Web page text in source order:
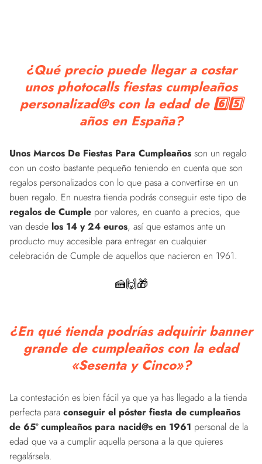
¿Qué precio puede llegar a costar
unos photocalls fiestas cumpleaños
personalizad@s con la edad de 6️⃣5️⃣
años en España?
Unos Marcos De Fiestas Para Cumpleaños son un regalo
con un costo bastante pequeño teniendo en cuenta que son
regalos personalizados con lo que pasa a convertirse en un
buen regalo. En nuestra tienda podrás conseguir este tipo de
regalos de Cumple por valores, en cuanto a precios, que
van desde los 14 y 24 euros, así que estamos ante un
producto muy accesible para entregar en cualquier
celebración de Cumple de aquellos que nacieron en 1961.
🍰🙌🎁
¿En qué tienda podrías adquirir banner
grande de cumpleaños con la edad
«Sesenta y Cinco»?
La contestación es bien fácil ya que ya has llegado a la tienda
perfecta para conseguir el póster fiesta de cumpleaños
de 65º cumpleaños para nacid@s en 1961 personal de la
edad que va a cumplir aquella persona a la que quieres
regalársela.